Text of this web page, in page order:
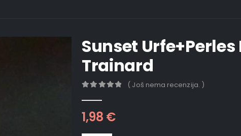
Sunset
Trainard
( Još nema recenzija. )
1,98 €